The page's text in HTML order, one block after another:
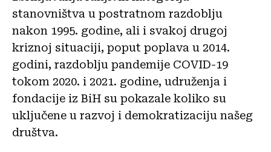
stanovništva u postratnom razdoblju
nakon 1995. godine, ali i svakoj drugoj
kriznoj situaciji, poput poplava u 2014.
godini, razdoblju pandemije COVID-19
tokom 2020. i 2021. godine, udruženja i
fondacije iz BiH su pokazale koliko su
uključene u razvoj i demokratizaciju našeg
društva.